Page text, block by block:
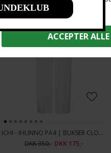
DKK 350,-
DKK 175,-
ICHI - IHLINNO PA4 | BUKSER CLOUD DANCER
DKK 350,- DKK 175,-